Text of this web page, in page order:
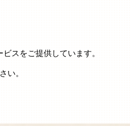
スをご提供しています。
い。